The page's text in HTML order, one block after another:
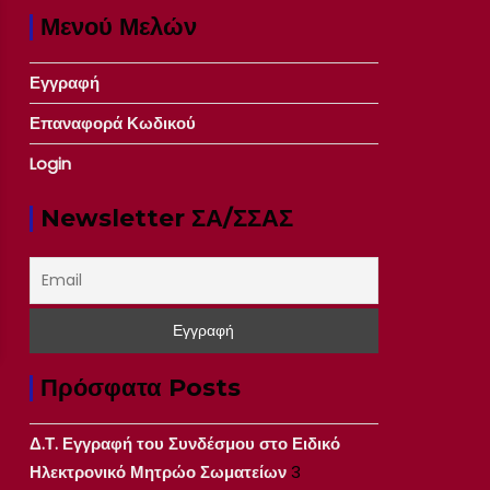
Μενού Μελών
Εγγραφή
Επαναφορά Κωδικού
Login
Newsletter ΣΑ/ΣΣΑΣ
Πρόσφατα Posts
Δ.Τ. Εγγραφή του Συνδέσμου στο Ειδικό
Ηλεκτρονικό Μητρώο Σωματείων3